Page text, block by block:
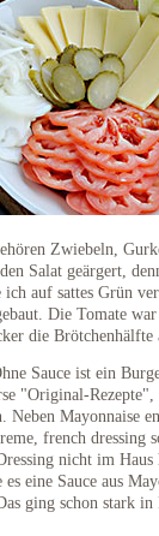
Zwiebeln,
Salat geärgert,
auf sattes Grün
Die Tomate
die Brötchenhälfte
Sauce ist ein
"Original-Rezepte",
Neben Mayonnaise
french dressing
nicht im Haus
eine Sauce aus
ging schon stark